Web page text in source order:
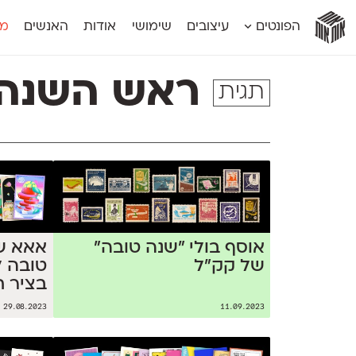
אותאות
אותאות
אות
אות
הפונטים עיצובים שימושי אודות האנשים
אינדקס מונו
אלמוני צר
אמביוולנטי צר
אנומליה
אסימון דו־לשוני
בר־לב
לוי
מכמורת
מכמורת
נוילנד
סינופסיס
תגית ראש
אוסף בולי ״שנה טובה״
של קק״ל
11.09.2023
אאא
טובה
בציר
29.08.2023